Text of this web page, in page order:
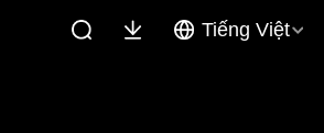
Tiếng Việt